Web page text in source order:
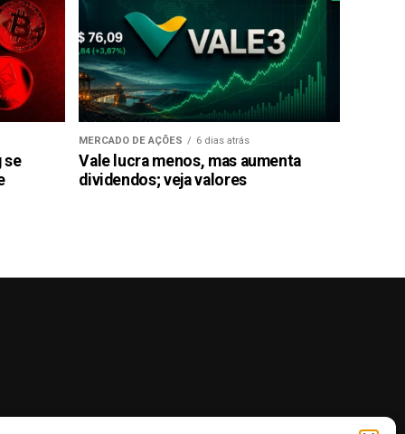
se
MERCADO DE AÇÕES 6 dias atrás
Vale lucra menos, mas aumenta
dividendos; veja valores